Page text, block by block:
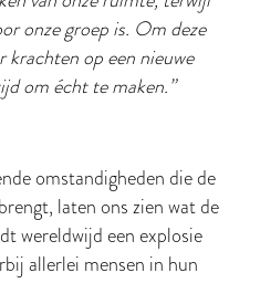
onze groep is. Om deze
op een nieuwe
om écht te maken.”
omstandigheden die de
laten ons zien wat de
wereldwijd een explosie
allerlei mensen in hun